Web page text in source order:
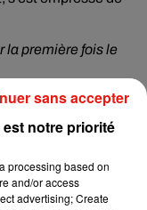
la première fois le
#Tours
17 septembre 2019
notre priorité
processing based on
and/or access
advertising; Create
sans accepter